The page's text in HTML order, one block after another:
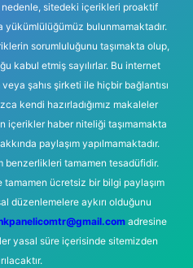
sitedeki içerikleri proaktif
yükümlülüğümüz bulunmamaktadır.
sorumluluğunu taşımakta olup,
kabul etmiş sayılırlar. Bu internet
şahıs şirketi ile hiçbir bağlantısı
kendi hazırladığımız makaleler
içerikler haber niteliği taşımamakta
paylaşım yapılmamaktadır.
benzerlikleri tamamen tesadüfidir.
ücretsiz bir bilgi paylaşım
düzenlemelere aykırı olduğunu
adresine
yasal süre içerisinde sitemizden